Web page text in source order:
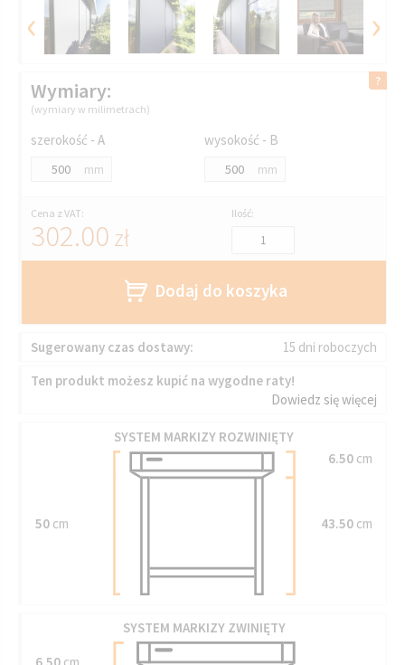
‹ ›
Wymiary:
(wymiary w milimetrach)
szerokość - A
mm
wysokość - B
mm
Cena z VAT:
302.00 zł
Ilość:
Dodaj do koszyka
Sugerowany czas dostawy:
15 dni roboczych
Ten produkt możesz kupić na wygodne raty!
Dowiedz się więcej
SYSTEM MARKIZY ROZWINIĘTY
50 cm
6.50cm
43.50cm
SYSTEM MARKIZY ZWINIĘTY